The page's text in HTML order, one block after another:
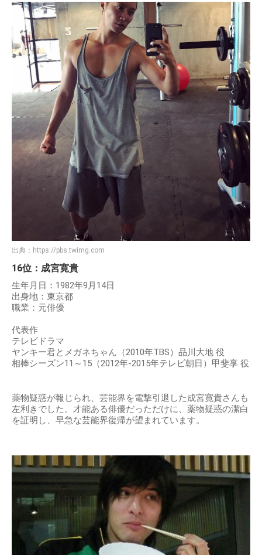
出典： https://pbs.twimg.com
16位：成宮寛貴
生年月日：1982年9月14日
出身地：東京都
職業：元俳優
代表作
テレビドラマ
ヤンキー君とメガネちゃん（2010年TBS）品川大地 役
相棒シーズン11～15（2012年-2015年テレビ朝日）甲斐享 役
薬物疑惑が報じられ、芸能界を電撃引退した成宮寛貴さんも
左利きでした。才能ある俳優だっただけに、薬物疑惑の潔白
を証明し、早急な芸能界復帰が望まれています。